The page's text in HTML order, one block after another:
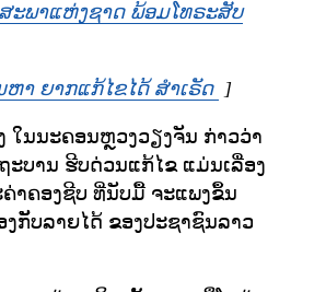
ະພາແຫ່ງຊາດ ພ້ອມໂທຣະສັບ
window
ຫາ ຍາກແກ້ໄຂໄດ້ ສຳເຣັດ Opens in
]
ໃນນະຄອນຫຼວງວຽງຈັນ ກ່າວວ່າ
ບານ ຮີບດ່ວນແກ້ໄຂ ແມ່ນເລື່ອງ
າຄອງຊີບ ທີ່ນັບມື້ ຈະແພງຂຶ້ນ
ງກັັບລາຍໄດ້ ຂອງປະຊາຊົນລາວ